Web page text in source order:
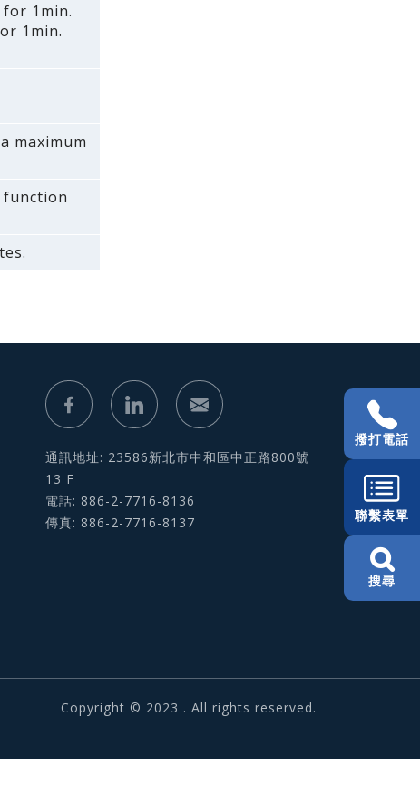
for 1min.
1min.
maximum
function
通訊地址: 23586新北市中和區中正路800號
13 F
電話: 886-2-7716-8136
傳真: 886-2-7716-8137
Copyright © 2023 . All rights reserved.
撥打電話
聯繫表單
搜尋